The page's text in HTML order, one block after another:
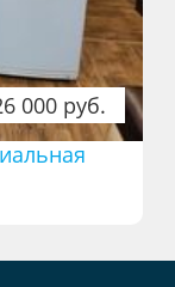
000 руб.